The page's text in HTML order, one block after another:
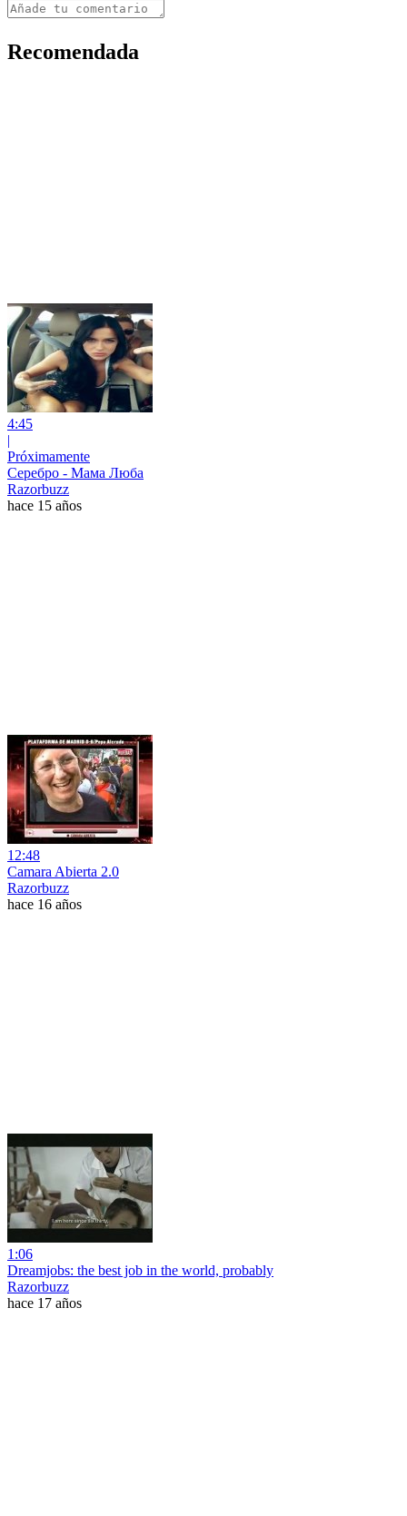
Recomendada
4:45
|
Próximamente
Серебро - Мама Люба
Razorbuzz
hace 15 años
12:48
Camara Abierta 2.0
Razorbuzz
hace 16 años
1:06
Dreamjobs: the best job in the world, probably
Razorbuzz
hace 17 años